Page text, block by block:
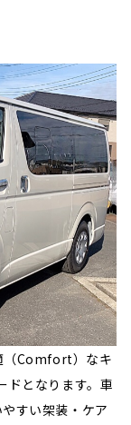
（Comfort）なキ
ドとなります。車
すい架装・ケア